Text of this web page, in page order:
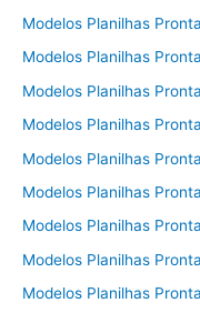
Modelos Planilhas
Modelos Planilhas
Modelos Planilhas
Modelos Planilhas
Modelos Planilhas
Modelos Planilhas
Modelos Planilhas
Modelos Planilhas
Modelos Planilhas